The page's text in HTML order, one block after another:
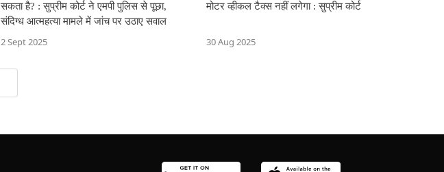
सकता है? : सुप्रीम कोर्ट ने एमपी पुलिस से पूछा,
संदिग्ध आत्महत्या मामले में जांच पर उठाए सवाल
2 Sept 2025
मोटर व्हीकल टैक्स नहीं लगेगा : सुप्रीम कोर्ट
30 Aug 2025